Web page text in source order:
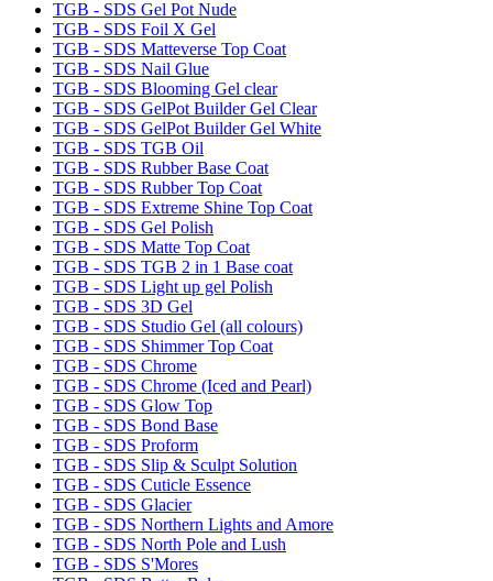
TGB - SDS Gel Pot Nude
TGB - SDS Foil X Gel
TGB - SDS Matteverse Top Coat
TGB - SDS Nail Glue
TGB - SDS Blooming Gel clear
TGB - SDS GelPot Builder Gel Clear
TGB - SDS GelPot Builder Gel White
TGB - SDS TGB Oil
TGB - SDS Rubber Base Coat
TGB - SDS Rubber Top Coat
TGB - SDS Extreme Shine Top Coat
TGB - SDS Gel Polish
TGB - SDS Matte Top Coat
TGB - SDS TGB 2 in 1 Base coat
TGB - SDS Light up gel Polish
TGB - SDS 3D Gel
TGB - SDS Studio Gel (all colours)
TGB - SDS Shimmer Top Coat
TGB - SDS Chrome
TGB - SDS Chrome (Iced and Pearl)
TGB - SDS Glow Top
TGB - SDS Bond Base
TGB - SDS Proform
TGB - SDS Slip & Sculpt Solution
TGB - SDS Cuticle Essence
TGB - SDS Glacier
TGB - SDS Northern Lights and Amore
TGB - SDS North Pole and Lush
TGB - SDS S'Mores